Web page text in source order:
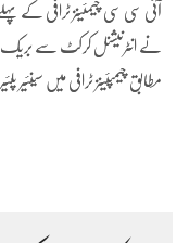
آئی سی سی چیمئینز ٹرافی کے پہلے
نے انٹرنیشنل کرکٹ سے بریک
مطابق چیمپئینز ٹرافی میں